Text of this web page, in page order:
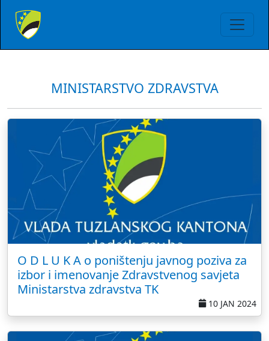
MINISTARSTVO ZDRAVSTVA
O D L U K A o poništenju javnog poziva za
izbor i imenovanje Zdravstvenog savjeta
Ministarstva zdravstva TK
10 JAN 2024